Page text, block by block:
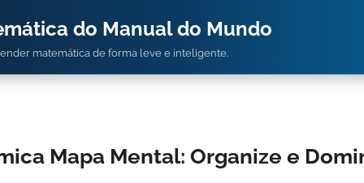
do Manual do Mundo
matemática de forma leve e inteligente.
Mapa Mental: Organize e